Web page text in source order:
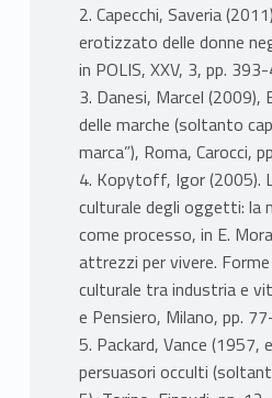
2. Capecchi, Saveria
erotizzato delle donne
in POLIS, XXV, 3, pp.
3. Danesi, Marcel (2009),
delle marche (soltanto
marca”), Roma, Carocci,
4. Kopytoff, Igor (2005).
culturale degli oggetti: la
come processo, in E.
attrezzi per vivere.
culturale tra industria e
e Pensiero, Milano, pp.
5. Packard, Vance (1957,
persuasori occulti